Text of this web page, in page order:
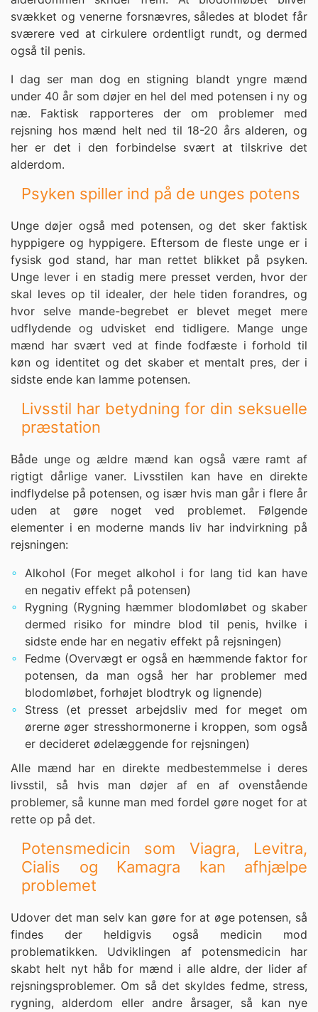
svækket og venerne forsnævres, således at blodet får
sværere ved at cirkulere ordentligt rundt, og dermed
også til penis.
I dag ser man dog en stigning blandt yngre mænd
under 40 år som døjer en hel del med potensen i ny og
næ. Faktisk rapporteres der om problemer med
rejsning hos mænd helt ned til 18-20 års alderen, og
her er det i den forbindelse svært at tilskrive det
alderdom.
Psyken spiller ind på de unges potens
Unge døjer også med potensen, og det sker faktisk
hyppigere og hyppigere. Eftersom de fleste unge er i
fysisk god stand, har man rettet blikket på psyken.
Unge lever i en stadig mere presset verden, hvor der
skal leves op til idealer, der hele tiden forandres, og
hvor selve mande-begrebet er blevet meget mere
udflydende og udvisket end tidligere. Mange unge
mænd har svært ved at finde fodfæste i forhold til
køn og identitet og det skaber et mentalt pres, der i
sidste ende kan lamme potensen.
Livsstil har betydning for din seksuelle
præstation
Både unge og ældre mænd kan også være ramt af
rigtigt dårlige vaner. Livsstilen kan have en direkte
indflydelse på potensen, og især hvis man går i flere år
uden at gøre noget ved problemet. Følgende
elementer i en moderne mands liv har indvirkning på
rejsningen:
Alkohol (For meget alkohol i for lang tid kan have
en negativ effekt på potensen)
Rygning (Rygning hæmmer blodomløbet og skaber
dermed risiko for mindre blod til penis, hvilke i
sidste ende har en negativ effekt på rejsningen)
Fedme (Overvægt er også en hæmmende faktor for
potensen, da man også her har problemer med
blodomløbet, forhøjet blodtryk og lignende)
Stress (et presset arbejdsliv med for meget om
ørerne øger stresshormonerne i kroppen, som også
er decideret ødelæggende for rejsningen)
Alle mænd har en direkte medbestemmelse i deres
livsstil, så hvis man døjer af en af ovenstående
problemer, så kunne man med fordel gøre noget for at
rette op på det.
Potensmedicin som Viagra, Levitra,
Cialis og Kamagra kan afhjælpe
problemet
Udover det man selv kan gøre for at øge potensen, så
findes der heldigvis også medicin mod
problematikken. Udviklingen af potensmedicin har
skabt helt nyt håb for mænd i alle aldre, der lider af
rejsningsproblemer. Om så det skyldes fedme, stress,
rygning, alderdom eller andre årsager, så kan nye